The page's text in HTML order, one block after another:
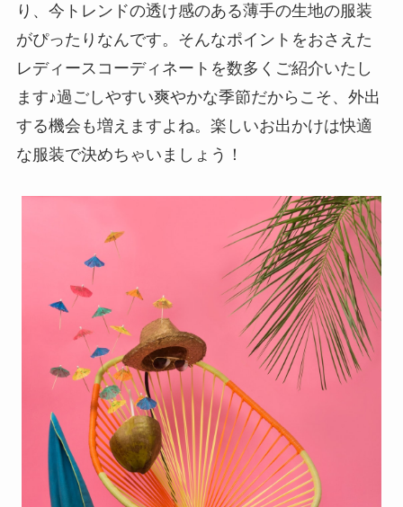
り、今トレンドの透け感のある薄手の生地の服装
がぴったりなんです。そんなポイントをおさえた
レディースコーディネートを数多くご紹介いたし
ます♪過ごしやすい爽やかな季節だからこそ、外出
する機会も増えますよね。楽しいお出かけは快適
な服装で決めちゃいましょう！